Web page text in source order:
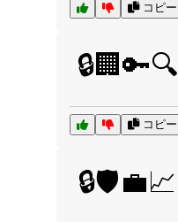
コピー
🔒🏢🔑🔍
コピー
🔒🛡️💼📈